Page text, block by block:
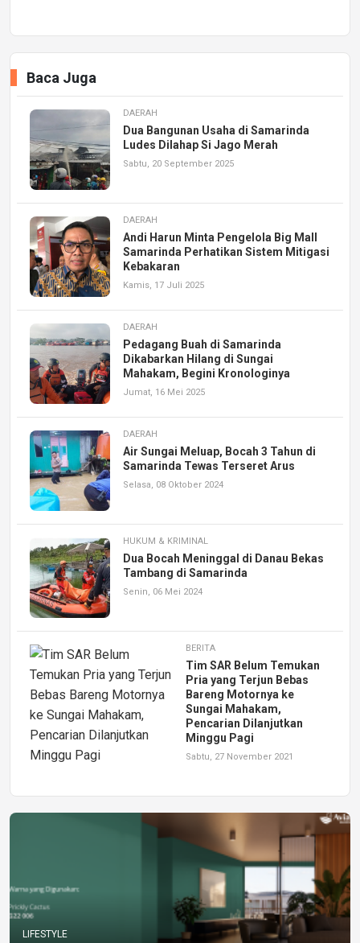
Baca Juga
DAERAH
Dua Bangunan Usaha di Samarinda
Ludes Dilahap Si Jago Merah
Sabtu, 20 September 2025
DAERAH
Andi Harun Minta Pengelola Big Mall
Samarinda Perhatikan Sistem Mitigasi
Kebakaran
Kamis, 17 Juli 2025
DAERAH
Pedagang Buah di Samarinda
Dikabarkan Hilang di Sungai
Mahakam, Begini Kronologinya
Jumat, 16 Mei 2025
DAERAH
Air Sungai Meluap, Bocah 3 Tahun di
Samarinda Tewas Terseret Arus
Selasa, 08 Oktober 2024
HUKUM & KRIMINAL
Dua Bocah Meninggal di Danau Bekas
Tambang di Samarinda
Senin, 06 Mei 2024
BERITA
Tim SAR Belum Temukan
Pria yang Terjun Bebas
Bareng Motornya ke
Sungai Mahakam,
Pencarian Dilanjutkan
Minggu Pagi
Sabtu, 27 November 2021
LIFESTYLE